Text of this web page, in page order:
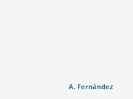
A. Fernández